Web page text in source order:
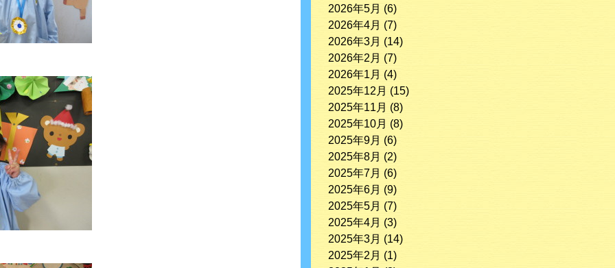
2026年5月 (6)
2026年4月 (7)
2026年3月 (14)
2026年2月 (7)
2026年1月 (4)
2025年12月 (15)
2025年11月 (8)
2025年10月 (8)
2025年9月 (6)
2025年8月 (2)
2025年7月 (6)
2025年6月 (9)
2025年5月 (7)
2025年4月 (3)
2025年3月 (14)
2025年2月 (1)